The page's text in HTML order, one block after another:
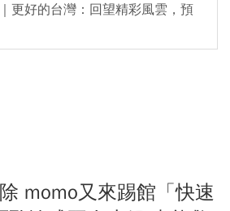
更好的台灣：回望精彩風雲，預
momo又來踢館「快速